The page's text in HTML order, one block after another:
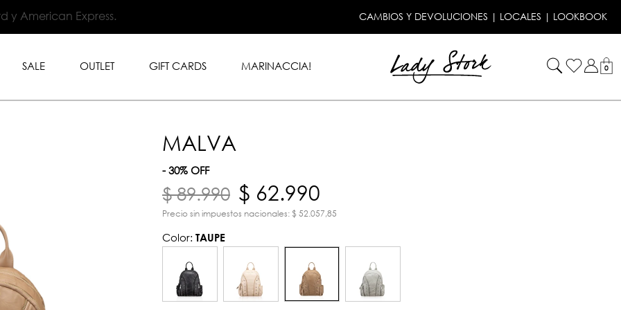
en toda la tienda con
y American Express. CAMBIOS Y DEVOLUCIONES | LOCALES | LOOKBOOK
SALE OUTLET GIFT CARDS MARINACCIA! 0
MALVA
- 30% OFF
$ 89.990 $ 62.990
Precio sin impuestos nacionales: $ 52.057,85
Color: TAUPE